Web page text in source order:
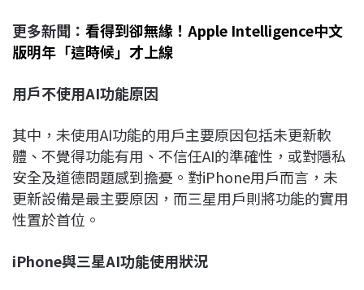
更多新聞： 看得到卻無緣！Apple Intelligence中文
版明年「這時候」才上線
用戶不使用AI功能原因
其中，未使用AI功能的用戶主要原因包括未更新軟
體、不覺得功能有用、不信任AI的準確性，或對隱私
安全及道德問題感到擔憂。對iPhone用戶而言，未
更新設備是最主要原因，而三星用戶則將功能的實用
性置於首位。
iPhone與三星AI功能使用狀況